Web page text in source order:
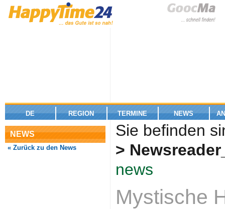
DE REGION TERMINE NEWS
NEWS
« Zurück zu den News
Sie befinden
>
news
Mystische